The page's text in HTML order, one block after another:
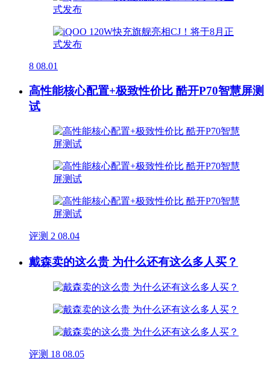
8 08.01
高性能核心配置+极致性价比 酷开P70智慧屏测
试
评测 2 08.04
戴森卖的这么贵 为什么还有这么多人买？
评测 18 08.05